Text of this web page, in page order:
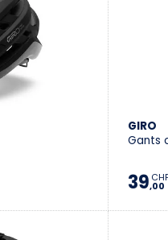
GIRO
Gants
39,00